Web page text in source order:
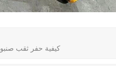
كيفية حفر ثقب